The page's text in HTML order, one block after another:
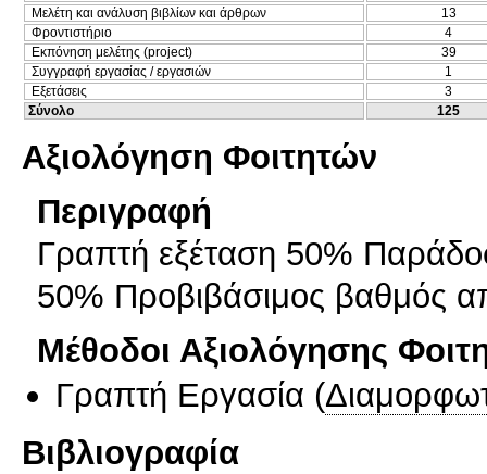
Μελέτη και ανάλυση βιβλίων και άρθρων
13
Φροντιστήριο
4
Εκπόνηση μελέτης (project)
39
Συγγραφή εργασίας / εργασιών
1
Εξετάσεις
3
Σύνολο
125
Αξιολόγηση Φοιτητών
Περιγραφή
Γραπτή εξέταση 50%
50% Προβιβάσιμος βαθμός
Μέθοδοι Αξιολόγησης
Γραπτή Εργασία (
Βιβλιογραφία